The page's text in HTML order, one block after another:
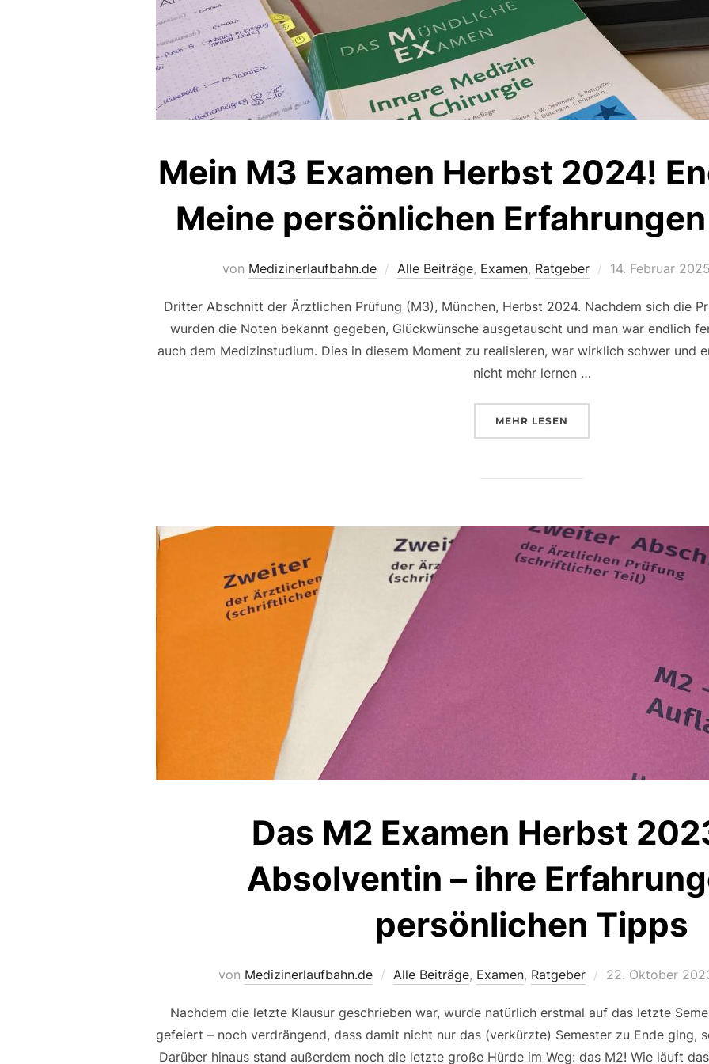
Mein M3 Examen Herbst 2024!
Meine persönlichen
von Medizinerlaufbahn.de Alle Beiträge, Examen, Ratgeber
Veröffentlicht
14. Februar 2025
Dritter Abschnitt der Ärztlichen Prüfung (M3), München, Herbst 2024. Nachdem sich die
wurden die Noten bekannt gegeben, Glückwünsche ausgetauscht und man war endlich
auch dem Medizinstudium. Dies in diesem Moment zu realisieren, war wirklich schwer und
nicht mehr lernen …
MEHR ÜBER „MEIN M3 EXAMEN
LESEN
Das M2 Examen Herbst
Absolventin – ihre
persönlichen Tipps
von Medizinerlaufbahn.de Alle Beiträge, Examen, Ratgeber
Veröffentlicht
22. Oktober
Nachdem die letzte Klausur geschrieben war, wurde natürlich erstmal auf das letzte
gefeiert – noch verdrängend, dass damit nicht nur das (verkürzte) Semester zu Ende ging,
Darüber hinaus stand außerdem noch die letzte große Hürde im Weg: das M2! Wie läuft